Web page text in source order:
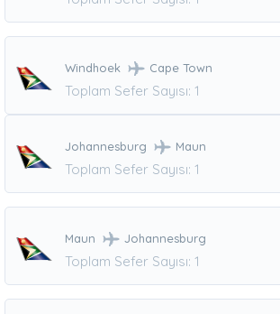
Windhoek Cape Town
Toplam Sefer Sayısı: 1
Johannesburg Maun
Toplam Sefer Sayısı: 1
Maun Johannesburg
Toplam Sefer Sayısı: 1